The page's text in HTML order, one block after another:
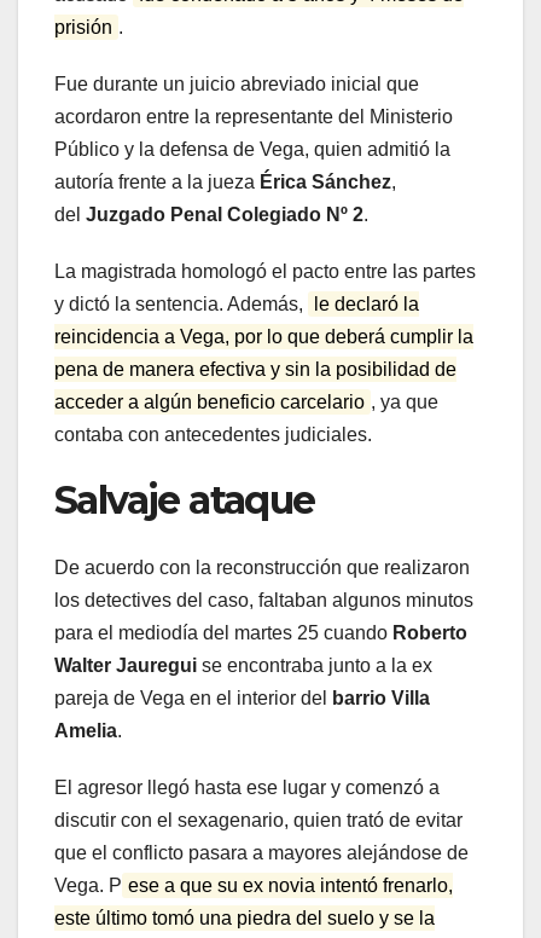
prisión .
Fue durante un juicio abreviado inicial que
acordaron entre la representante del Ministerio
Público y la defensa de Vega, quien admitió la
autoría frente a la jueza Érica Sánchez,
del Juzgado Penal Colegiado Nº 2.
La magistrada homologó el pacto entre las partes
y dictó la sentencia. Además,
le declaró la
reincidencia a Vega, por lo que deberá cumplir la
pena de manera efectiva y sin la posibilidad de
acceder a algún beneficio carcelario , ya que
contaba con antecedentes judiciales.
Salvaje ataque
De acuerdo con la reconstrucción que realizaron
los detectives del caso, faltaban algunos minutos
para el mediodía del martes 25 cuando Roberto
Walter Jauregui se encontraba junto a la ex
pareja de Vega en el interior del
barrio Villa
Amelia.
El agresor llegó hasta ese lugar y comenzó a
discutir con el sexagenario, quien trató de evitar
que el conflicto pasara a mayores alejándose de
Vega. P ese a que su ex novia intentó frenarlo,
este último tomó una piedra del suelo y se la